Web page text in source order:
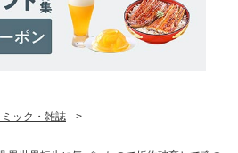
ック・雑誌
>